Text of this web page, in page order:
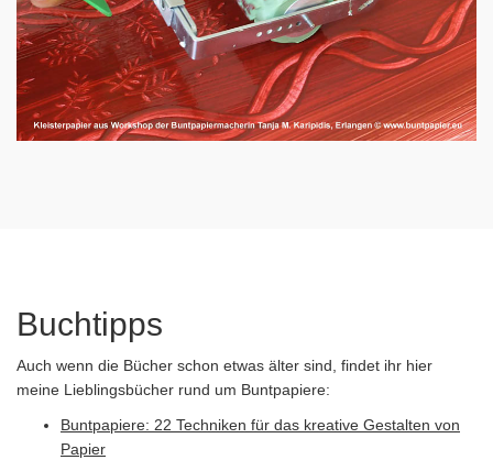
Buchtipps
Auch wenn die Bücher schon etwas älter sind, findet ihr hier
meine Lieblingsbücher rund um Buntpapiere:
Buntpapiere: 22 Techniken für das kreative Gestalten von
Papier